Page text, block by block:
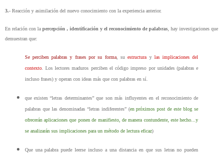
3.- Reacción y asimilación del nuevo conocimiento con la experiencia anterior.
En relación con la percepción , identificación y el reconocimiento de palabras, hay investigaciones que
demuestran que:
Se perciben palabras y frases por su forma, suestructura y las implicaciones del
contexto. Los lectores maduros perciben el código impreso por unidades (palabras e
incluso frases) y operan con ideas más que con palabras en sí.
que existen “letras determinantes” que son más influyentes en el reconocimiento de
palabras que las denominadas “letras indiferentes” (en próximos post de este blog se
ofrecerán aplicaciones que ponen de manifiesto, de manera contundente, este hecho...y
se analizarán sus implicaciones para un método de lectura eficaz)
Que una palabra puede leerse incluso a una distancia en que sus letras no pueden